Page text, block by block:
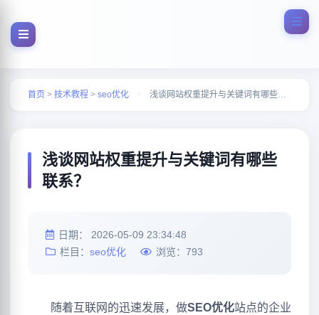
首页 > 技术教程 > seo优化 > 浅谈网站权重提升与关键词有哪些联系？
浅谈网站权重提升与关键词有哪些
联系？
日期： 2026-05-09 23:34:48
栏目： seo优化 浏览： 793
随着互联网的迅速发展，做SEO优化站点的企业